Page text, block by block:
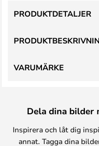
PRODUKTDETALJER
VARUMÄRKE
Dela dina bilder
Inspirera och låt dig
annat. Tagga dina